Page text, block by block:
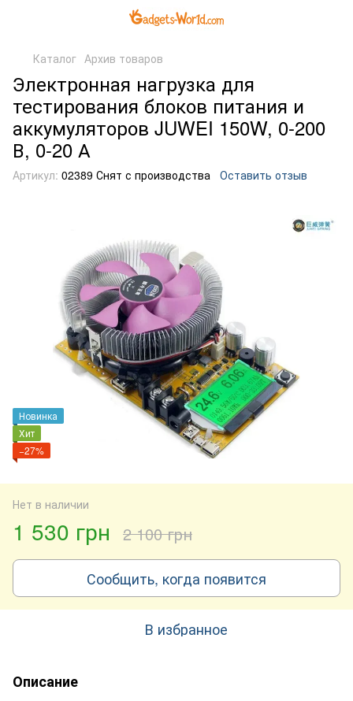
Каталог Архив товаров
Электронная нагрузка для
тестирования блоков питания и
аккумуляторов JUWEI 150W, 0-200
В, 0-20 А
Артикул: 02389 Снят с производства Оставить отзыв
Новинка
Хит
−27%
Нет в наличии
1 530 грн 2 100 грн
Сообщить, когда появится
В избранное
Описание